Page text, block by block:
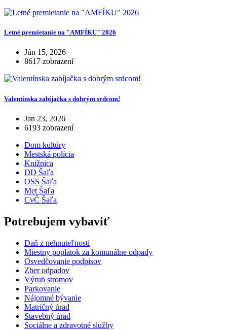
Letné premietanie na "AMFÍKU" 2026
Jún 15, 2026
8617 zobrazení
Valentínska zabíjačka s dobrým srdcom!
Jan 23, 2026
6193 zobrazení
Dom kultúry
Mestská polícia
Knižnica
DD Šaľa
OSS Šaľa
Met Šaľa
CvČ Šaľa
Potrebujem vybaviť
Daň z nehnuteľnosti
Miestny poplatok za komunálne odpady
Osvedčovanie podpisov
Zber odpadov
Výrub stromov
Parkovanie
Nájomné bývanie
Matričný úrad
Stavebný úrad
Sociálne a zdravotné služby